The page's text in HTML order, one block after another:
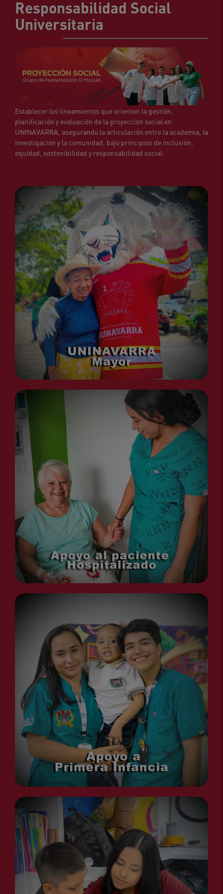
Responsabilidad Social
Universitaria
Establecer los lineamientos que orienten la gestión,
planificación y evaluación de la proyección social en
UNINAVARRA, asegurando la articulación entre la academia, la
investigación y la comunidad, bajo principios de inclusión,
equidad, sostenibilidad y responsabilidad social.